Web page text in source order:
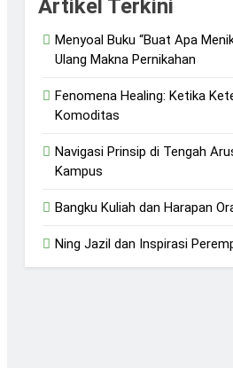
Artikel Terkini
Menyoal Buku “Buat Apa
Ulang Makna Pernikahan
Fenomena Healing: Ketika
Komoditas
Navigasi Prinsip di Tengah
Kampus
Bangku Kuliah dan Harapan
Ning Jazil dan Inspirasi